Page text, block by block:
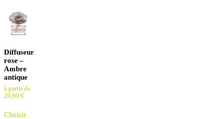
Diffuseur
rose –
Ambre
antique
à partir de
20,90 €
Choisir